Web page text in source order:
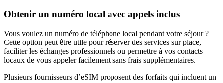
Obtenir un numéro local avec appels inclus
Vous voulez un numéro de téléphone local pendant votre séjour ?
Cette option peut être utile pour réserver des services sur place,
faciliter les échanges professionnels ou permettre à vos contacts
locaux de vous appeler facilement sans frais supplémentaires.
Plusieurs fournisseurs d’eSIM proposent des forfaits qui incluent un